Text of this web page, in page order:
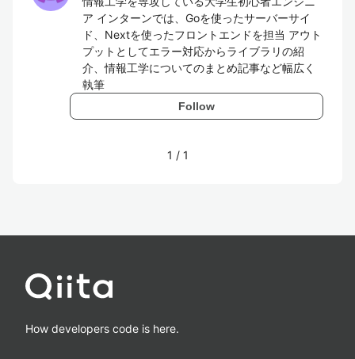
ア インターンでは、Goを使ったサーバーサイ
ド、Nextを使ったフロントエンドを担当 アウト
プットとしてエラー対応からライブラリの紹
介、情報工学についてのまとめ記事など幅広く
執筆
Follow
1 / 1
How developers code is here.